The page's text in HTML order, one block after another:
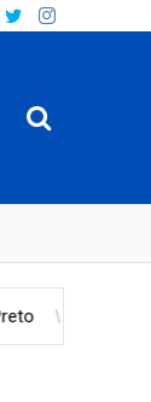
firmam